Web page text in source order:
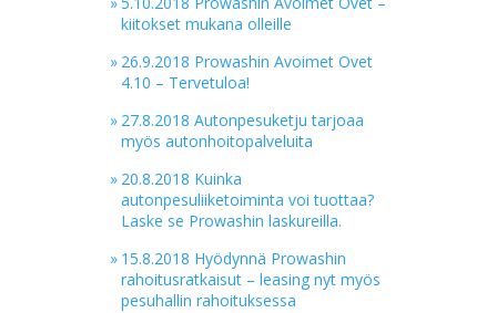
kiitokset mukana olleille
» 26.9.2018 Prowashin Avoimet Ovet
4.10 – Tervetuloa!
» 27.8.2018 Autonpesuketju tarjoaa
myös autonhoitopalveluita
» 20.8.2018 Kuinka
autonpesuliiketoiminta voi tuottaa?
Laske se Prowashin laskureilla.
» 15.8.2018 Hyödynnä Prowashin
rahoitusratkaisut – leasing nyt myös
pesuhallin rahoituksessa